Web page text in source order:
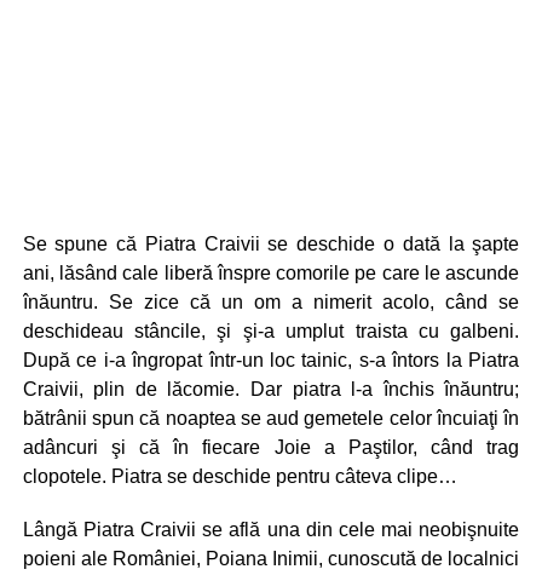
Se spune că Piatra Craivii se deschide o dată la şapte
ani, lăsând cale liberă înspre comorile pe care le ascunde
înăuntru. Se zice că un om a nimerit acolo, când se
deschideau stâncile, şi şi-a umplut traista cu galbeni.
După ce i-a îngropat într-un loc tainic, s-a întors la Piatra
Craivii, plin de lăcomie. Dar piatra l-a închis înăuntru;
bătrânii spun că noaptea se aud gemetele celor încuiaţi în
adâncuri şi că în fiecare Joie a Paştilor, când trag
clopotele. Piatra se deschide pentru câteva clipe…
Lângă Piatra Craivii se află una din cele mai neobişnuite
poieni ale României, Poiana Inimii, cunoscută de localnici